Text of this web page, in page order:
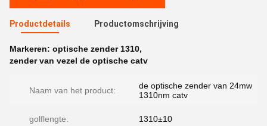
Productdetails Productomschrijving
Markeren: optische zender 1310,
zender van vezel de optische catv
Naam van het product:
de optische zender van 24mw
1310nm catv
golflengte: 1310±10